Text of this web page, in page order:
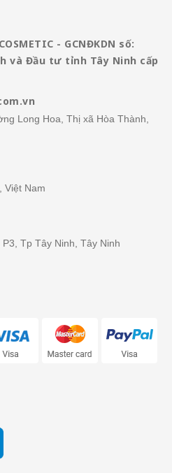
- GCNĐKDN số:
và Đầu tư tỉnh Tây Ninh cấp
Long Hoa, Thị xã Hòa Thành,
Việt Nam
Tp Tây Ninh, Tây Ninh